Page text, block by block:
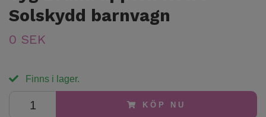
Solskydd barnvagn
0 SEK
Finns i lager.
KÖP NU